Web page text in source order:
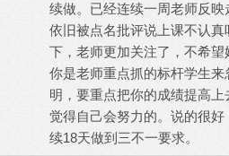
续做。已经连续一周老师反
依旧被点名批评说上课不认
下，老师更加关注了，不希
你是老师重点抓的标杆学生
明，要重点把你的成绩提高上
觉得自己会努力的。说的很
续18天做到三不一要求。